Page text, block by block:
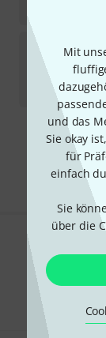
Mit
und das
Sie okay
für
einfach
Sie
über die